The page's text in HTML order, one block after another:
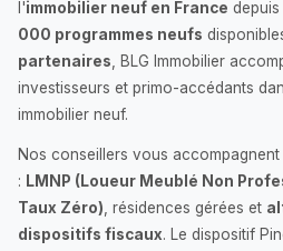
l'immobilier neuf en France
000 programmes neufs
partenaires , BLG Immobilier
investisseurs et primo-accédants
immobilier neuf.
Nos conseillers vous
: LMNP (Loueur Meublé Non
Taux Zéro) , résidences gérées et
dispositifs fiscaux. Le dispositif